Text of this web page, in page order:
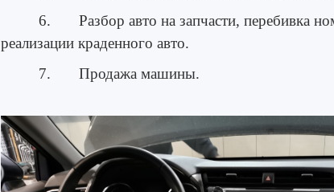
6. Разбор авто на запчасти, перебивка
реализации краденного авто.
7. Продажа машины.